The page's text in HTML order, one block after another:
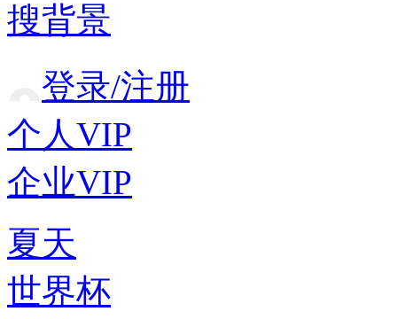
搜背景
登录/注册
个人VIP
企业VIP
夏天
世界杯